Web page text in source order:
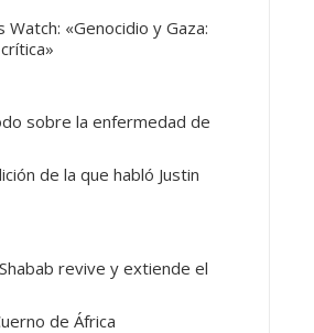
Watch: «Genocidio y Gaza:
sobre la enfermedad de
de la que habló Justin
revive y extiende el
de África